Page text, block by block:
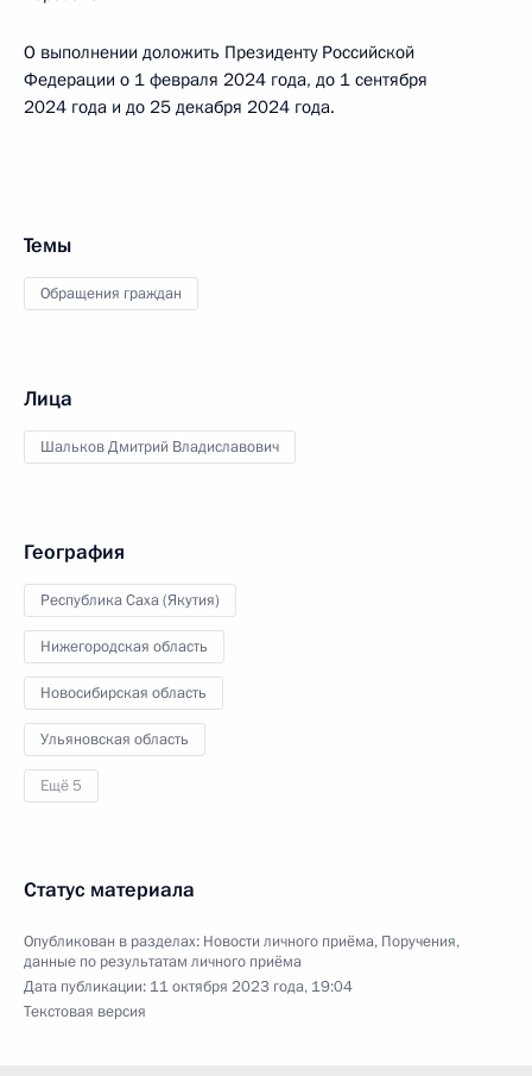
О выполнении доложить Президенту Российской
Федерации о 1 февраля 2024 года, до 1 сентября
2024 года и до 25 декабря 2024 года.
Темы
Обращения граждан
Лица
Шальков Дмитрий Владиславович
География
Республика Саха (Якутия)
Нижегородская область
Новосибирская область
Ульяновская область
Ещё 5
Статус материала
Опубликован в разделах: Новости личного приёма, Поручения,
данные по результатам личного приёма
Дата публикации: 11 октября 2023 года, 19:04
Текстовая версия